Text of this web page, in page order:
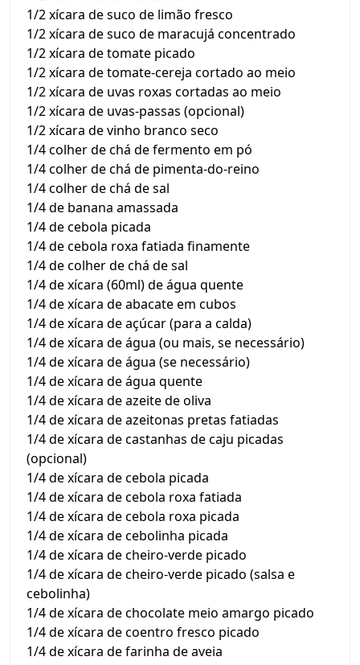
1/2 xícara de suco de limão fresco
1/2 xícara de suco de maracujá concentrado
1/2 xícara de tomate picado
1/2 xícara de tomate-cereja cortado ao meio
1/2 xícara de uvas roxas cortadas ao meio
1/2 xícara de uvas-passas (opcional)
1/2 xícara de vinho branco seco
1/4 colher de chá de fermento em pó
1/4 colher de chá de pimenta-do-reino
1/4 colher de chá de sal
1/4 de banana amassada
1/4 de cebola picada
1/4 de cebola roxa fatiada finamente
1/4 de colher de chá de sal
1/4 de xícara (60ml) de água quente
1/4 de xícara de abacate em cubos
1/4 de xícara de açúcar (para a calda)
1/4 de xícara de água (ou mais, se necessário)
1/4 de xícara de água (se necessário)
1/4 de xícara de água quente
1/4 de xícara de azeite de oliva
1/4 de xícara de azeitonas pretas fatiadas
1/4 de xícara de castanhas de caju picadas
(opcional)
1/4 de xícara de cebola picada
1/4 de xícara de cebola roxa fatiada
1/4 de xícara de cebola roxa picada
1/4 de xícara de cebolinha picada
1/4 de xícara de cheiro-verde picado
1/4 de xícara de cheiro-verde picado (salsa e
cebolinha)
1/4 de xícara de chocolate meio amargo picado
1/4 de xícara de coentro fresco picado
1/4 de xícara de farinha de aveia